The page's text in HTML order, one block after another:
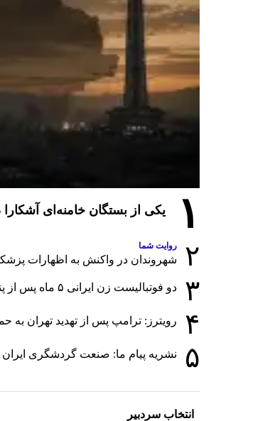
۱ یکی از بستگان خامنه‌ای
۲ روایت شما
شهروندان در واکنش به اظهارات
۳ دو فوتبالیست زن ایرانی ۵ ماه پس از پناهندگی، شهروند استرالیا شدند
۴ رویترز: ترامپ پس از تهدید تهران
۵ نشریه پیام ما: صنعت گردشگری
انتخاب سردبیر